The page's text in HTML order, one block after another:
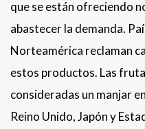
que se están ofreciendo
abastecer la demanda.
Norteamérica reclaman
estos productos. Las
consideradas un manjar
Reino Unido, Japón y